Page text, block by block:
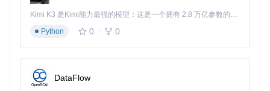
Kimi K3 是Kimi能力最强的模型：这是一个拥有 2.8 万亿参数的混合专家（MoE）模型，具备原生视觉理解能力，并支持 100 万 token 的上下文窗口。
Python
0 0
DataFlow